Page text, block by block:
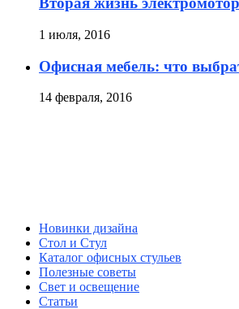
1 июля, 2016
Офисная мебель: что
14 февраля, 2016
Новинки дизайна
Стол и Стул
Каталог офисных стульев
Полезные советы
Свет и освещение
Статьи